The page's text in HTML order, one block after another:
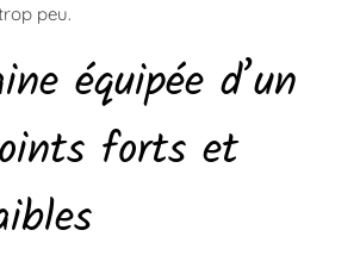
peu.
équipée d’un
forts et